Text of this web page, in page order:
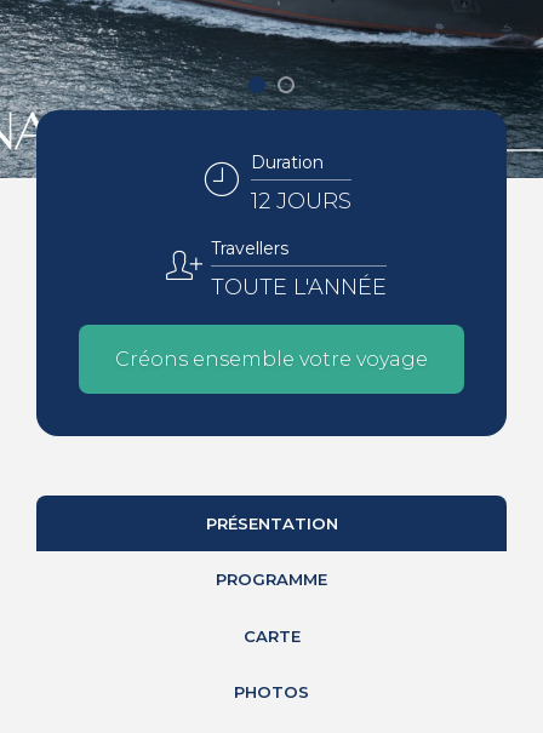
Duration
12 JOURS
Travellers
TOUTE L'ANNÉE
Créons ensemble votre voyage
PRÉSENTATION
PROGRAMME
CARTE
PHOTOS